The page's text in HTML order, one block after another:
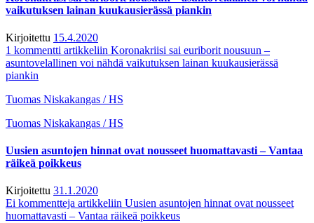
vaikutuksen lainan kuukausierässä piankin
Kirjoitettu 15.4.2020
1 kommentti artikkeliin Koronakriisi sai euriborit nousuun –
asuntovelallinen voi nähdä vaikutuksen lainan kuukausierässä
piankin
Tuomas Niskakangas / HS
Tuomas Niskakangas / HS
Uusien asuntojen hinnat ovat nousseet huomattavasti – Vantaa
räikeä poikkeus
Kirjoitettu 31.1.2020
Ei kommentteja artikkeliin Uusien asuntojen hinnat ovat nousseet
huomattavasti – Vantaa räikeä poikkeus